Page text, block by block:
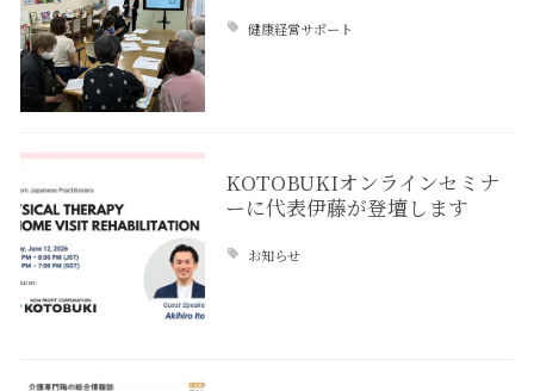
健康経営サポート
KOTOBUKIオンラインセミナ
ーに代表伊藤が登壇します
お知らせ